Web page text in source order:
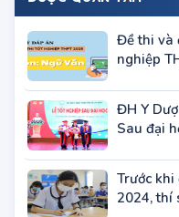
ĐƯỢC QUAN TÂM
nghiệp
Sau đại